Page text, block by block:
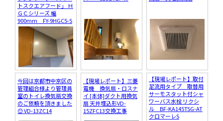
トスクエアフード」 Ｈ
ＧＣシリーズ 幅
900mm FY-9HGC5-S
今回は京都市中京区の
管理組合様より管理員
室のトイレ換気扇交換
のご依頼を頂きました
😊 VD-13ZC14
【現場レポート】三菱
電機 換気扇・ロスナ
イ [本体]ダクト用換気
扇 天井埋込形VD-
15ZFC13交換工事
【現場レポート】取付
足流用タイプ 取替用
サーモスタット付シャ
ワーバス水栓 リクシ
ル BF-KA145TSG-AT
クロマーレS